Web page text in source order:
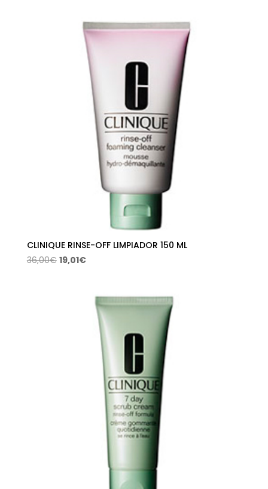
80,00€.
es:
32,02€.
CLINIQUE RINSE-OFF LIMPIADOR 150 ML
36,00€ El
19,01€El
es:
19,01€.